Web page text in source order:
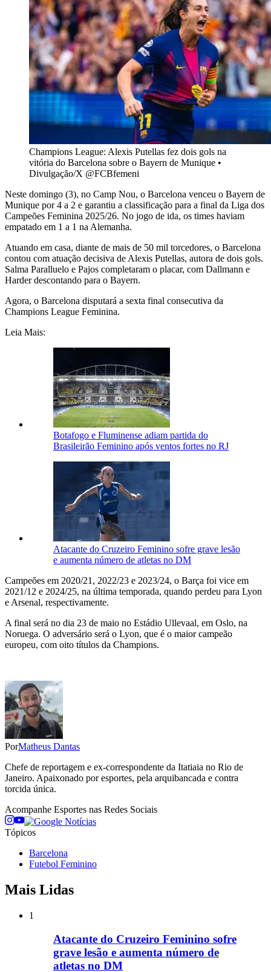
Champions League: Alexis Putellas fez dois gols na
vitória do Barcelona sobre o Bayern de Munique •
Divulgação/X @FCBfemeni
Neste domingo (3), no Camp Nou, o Barcelona venceu o Bayern de
Munique por 4 a 2 e garantiu a classificação para a final da Liga dos
Campeões Feminina 2025/26. No jogo de ida, os times haviam
empatado em 1 a 1 na Alemanha.
Atuando em casa, diante de mais de 50 mil torcedores, o Barcelona
contou com atuação decisiva de Alexis Putellas, autora de dois gols.
Salma Paralluelo e Pajos completaram o placar, com Dallmann e
Harder descontando para o Bayern.
Agora, o Barcelona disputará a sexta final consecutiva da
Champions League Feminina.
Leia Mais:
Botafogo e Fluminense adiam partida do
Brasileirão Feminino após ventos fortes no RJ
Atacante do Cruzeiro Feminino sofre grave lesão
e aumenta número de atletas no DM
Campeões em 2020/21, 2022/23 e 2023/24, o Barça foi vice em
2021/12 e 2024/25, na última temporada, quando perdeu para Lyon
e Arsenal, respectivamente.
A final será no dia 23 de maio no Estádio Ullevaal, em Oslo, na
Noruega. O adversário será o Lyon, que é o maior campeão
europeu, com oito títulos da Champions.
PorMatheus Dantas
Chefe de reportagem e ex-correspondente da Itatiaia no Rio de
Janeiro. Apaixonado por esportes, pela arquibancada e contra
torcida única.
Acompanhe Esportes nas Redes Sociais
Tópicos
Barcelona
Futebol Feminino
Mais Lidas
1
Atacante do Cruzeiro Feminino sofre
grave lesão e aumenta número de
atletas no DM